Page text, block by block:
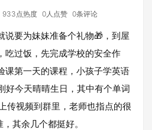
933点热度 0人点赞 0条评论
说要为妹妹准备个礼物🎁，到屋
吃过饭，先完成学校的安全作
课第一天的课程，小孩子学英语
好今天晴晴生日，其中有个单词
传视频到群里，老师也指点的很
其余几个都挺好。